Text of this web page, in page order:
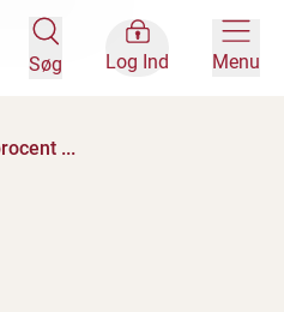
Søg Log Ind Menu
...